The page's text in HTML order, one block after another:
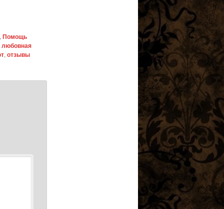
Помощь
любовная
, отзывы